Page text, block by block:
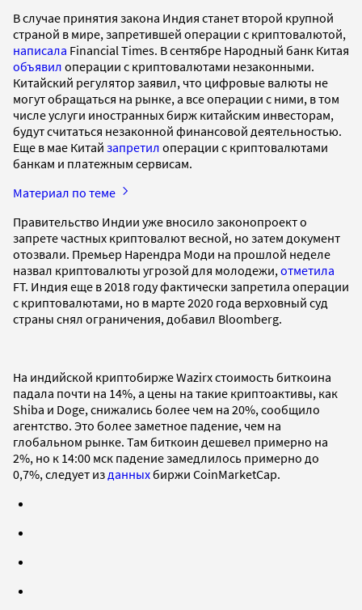
В случае принятия закона Индия станет второй крупной
страной в мире, запретившей операции с криптовалютой,
написала Financial Times. В сентябре Народный банк Китая
объявил операции с криптовалютами незаконными.
Китайский регулятор заявил, что цифровые валюты не
могут обращаться на рынке, а все операции с ними, в том
числе услуги иностранных бирж китайским инвесторам,
будут считаться незаконной финансовой деятельностью.
Еще в мае Китай запретил операции с криптовалютами
банкам и платежным сервисам.
Материал по теме
Правительство Индии уже вносило законопроект о
запрете частных криптовалют весной, но затем документ
отозвали. Премьер Нарендра Моди на прошлой неделе
назвал криптовалюты угрозой для молодежи, отметила
FT. Индия еще в 2018 году фактически запретила операции
с криптовалютами, но в марте 2020 года верховный суд
страны снял ограничения, добавил Bloomberg.
На индийской криптобирже Wazirx стоимость биткоина
падала почти на 14%, а цены на такие криптоактивы, как
Shiba и Doge, снижались более чем на 20%, сообщило
агентство. Это более заметное падение, чем на
глобальном рынке. Там биткоин дешевел примерно на
2%, но к 14:00 мск падение замедлилось примерно до
0,7%, следует из данныхбиржи CoinMarketCap.